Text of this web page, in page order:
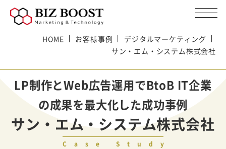
HOME お客様事例
デジタルマーケティング
サン・エム・システム株式会社
LP制作とWeb広告運用でBtoB IT企業
の成果を最大化した成功事例
サン・エム・システム株式会社
Case Study